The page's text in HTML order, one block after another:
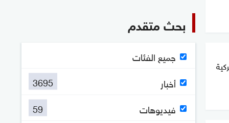
بحث متقدم
جميع الفئات
أخبار
3695
فيديوهات
59